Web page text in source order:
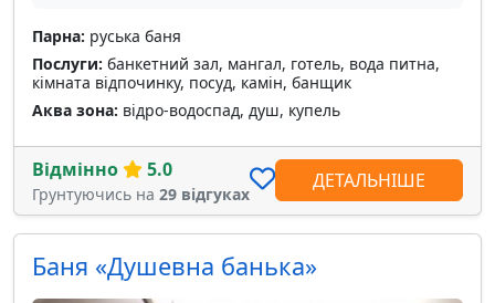
Парна: руська баня
Послуги: банкетний зал, мангал, готель, вода питна,
кімната відпочинку, посуд, камін, банщик
Аква зона: відро-водоспад, душ, купель
Відмінно 5.0
Грунтуючись на 29 відгуках
ДЕТАЛЬНІШЕ
Баня «Душевна банька»